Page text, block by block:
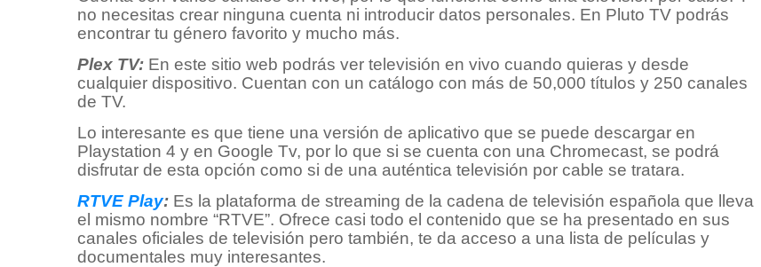
no necesitas crear ninguna cuenta ni introducir datos personales. En Pluto TV podrás
encontrar tu género favorito y mucho más.
Plex TV: En este sitio web podrás ver televisión en vivo cuando quieras y desde
cualquier dispositivo. Cuentan con un catálogo con más de 50,000 títulos y 250 canales
de TV.
Lo interesante es que tiene una versión de aplicativo que se puede descargar en
Playstation 4 y en Google Tv, por lo que si se cuenta con una Chromecast, se podrá
disfrutar de esta opción como si de una auténtica televisión por cable se tratara.
RTVE Play: Es la plataforma de streaming de la cadena de televisión española que lleva
el mismo nombre “RTVE”. Ofrece casi todo el contenido que se ha presentado en sus
canales oficiales de televisión pero también, te da acceso a una lista de películas y
documentales muy interesantes.